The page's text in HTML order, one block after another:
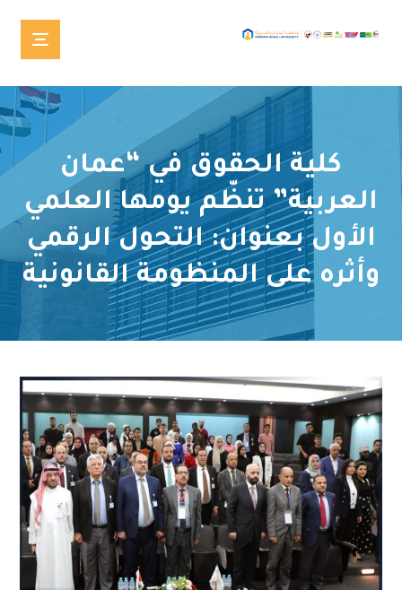
كلية الحقوق في “عمان
العربية” تنظّم يومها العلمي
الأول بعنوان: التحول الرقمي
وأثره على المنظومة القانونية